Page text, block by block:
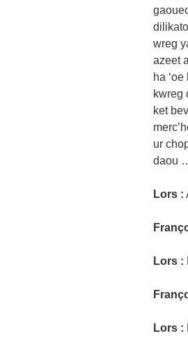
wreg
azeet
ha
kwreg
ket
ur
daou
Lors :
Lors :
Lors :